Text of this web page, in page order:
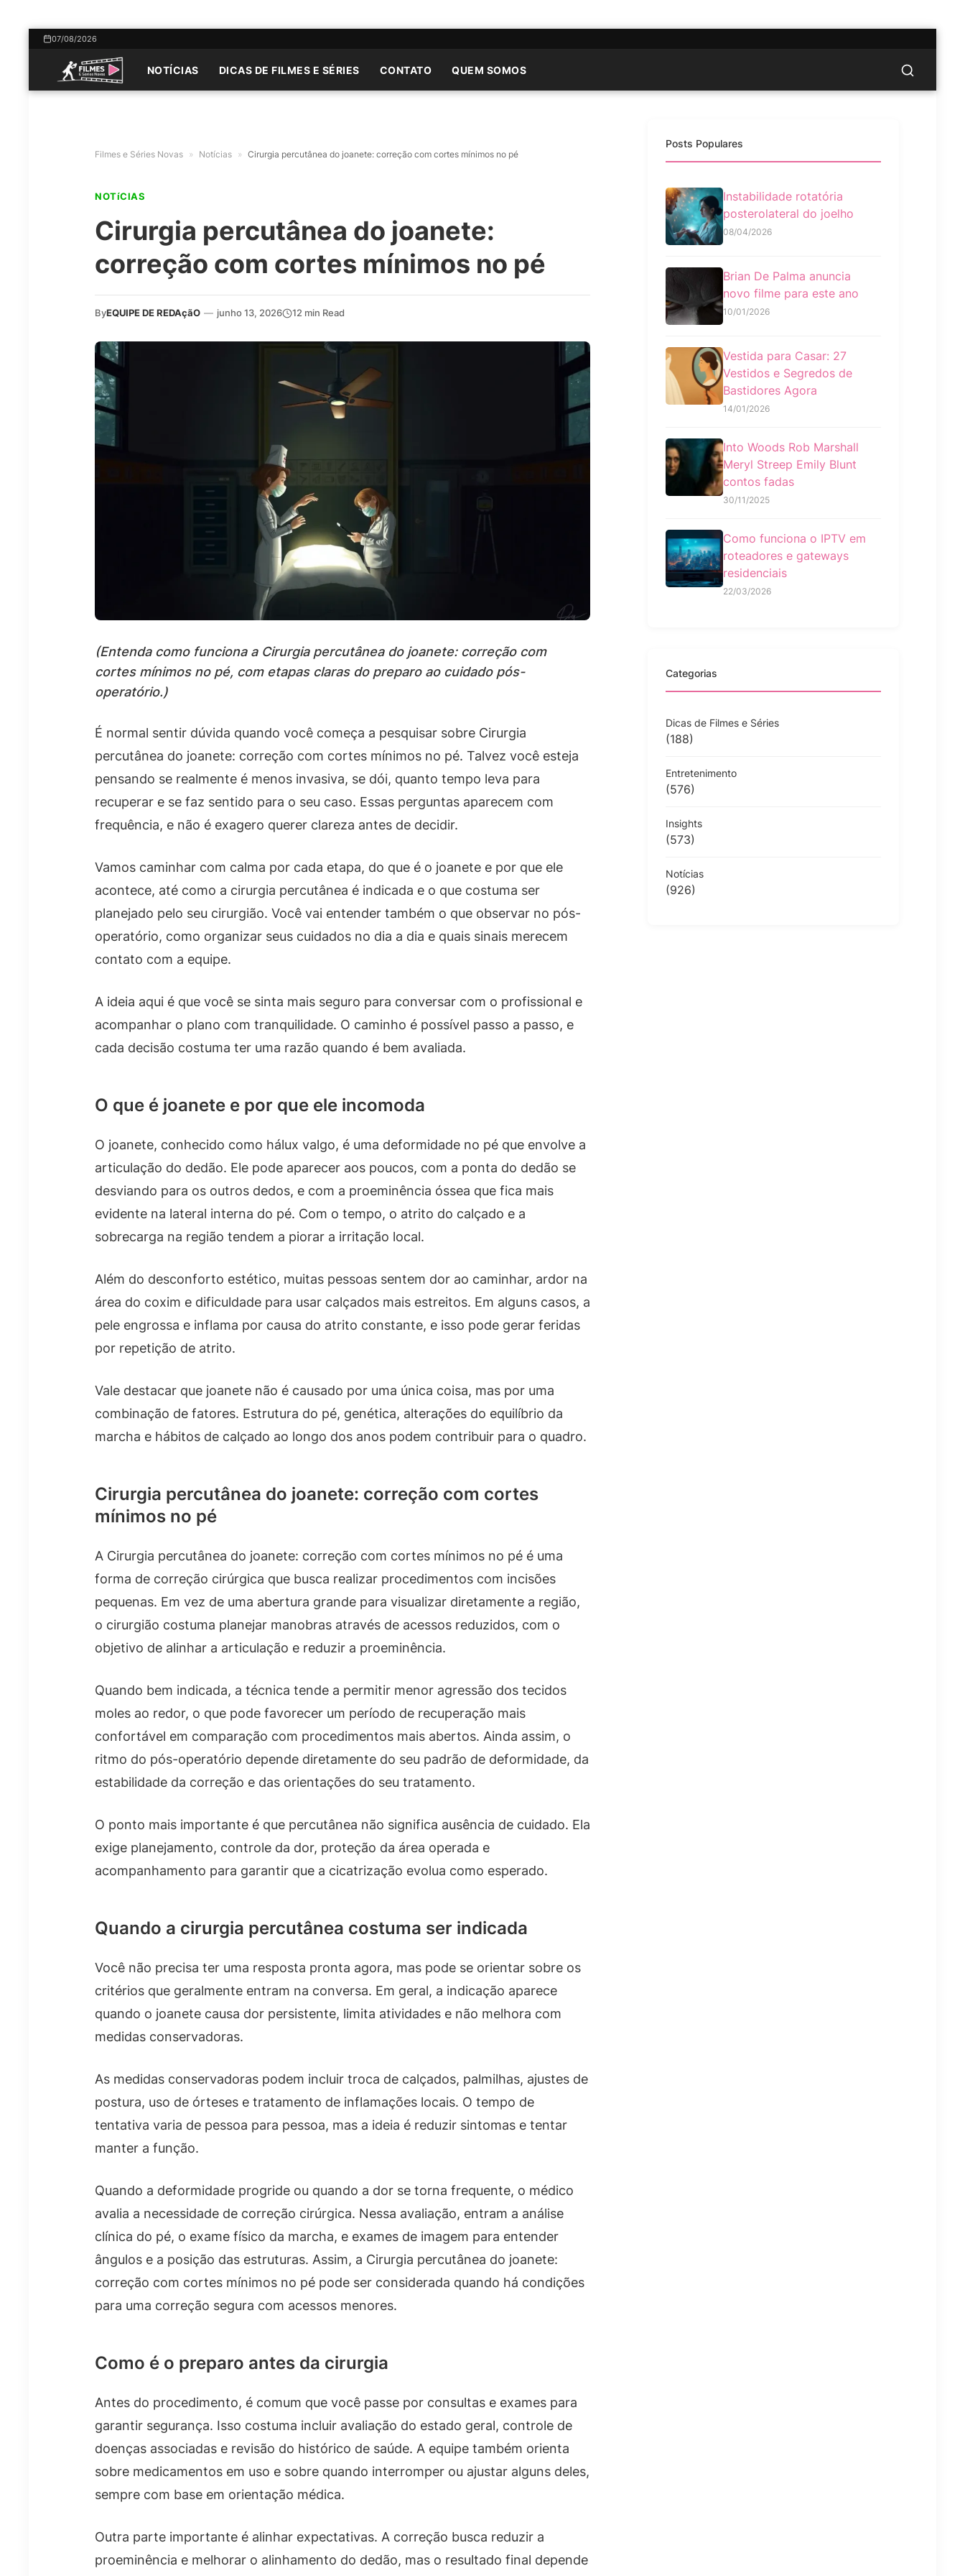
07/08/2026
NOTÍCIAS DICAS DE FILMES E SÉRIES CONTATO QUEM SOMOS
Filmes e Séries Novas » Notícias » Cirurgia percutânea do joanete: correção com cortes mínimos no pé
NOTíCIAS
Cirurgia percutânea do joanete:
correção com cortes mínimos no pé
ByEQUIPE DE REDAçãO — junho 13, 2026 12 min Read
(Entenda como funciona a Cirurgia percutânea do joanete: correção com
cortes mínimos no pé, com etapas claras do preparo ao cuidado pós-
operatório.)
É normal sentir dúvida quando você começa a pesquisar sobre Cirurgia
percutânea do joanete: correção com cortes mínimos no pé. Talvez você esteja
pensando se realmente é menos invasiva, se dói, quanto tempo leva para
recuperar e se faz sentido para o seu caso. Essas perguntas aparecem com
frequência, e não é exagero querer clareza antes de decidir.
Vamos caminhar com calma por cada etapa, do que é o joanete e por que ele
acontece, até como a cirurgia percutânea é indicada e o que costuma ser
planejado pelo seu cirurgião. Você vai entender também o que observar no pós-
operatório, como organizar seus cuidados no dia a dia e quais sinais merecem
contato com a equipe.
A ideia aqui é que você se sinta mais seguro para conversar com o profissional e
acompanhar o plano com tranquilidade. O caminho é possível passo a passo, e
cada decisão costuma ter uma razão quando é bem avaliada.
O que é joanete e por que ele incomoda
O joanete, conhecido como hálux valgo, é uma deformidade no pé que envolve a
articulação do dedão. Ele pode aparecer aos poucos, com a ponta do dedão se
desviando para os outros dedos, e com a proeminência óssea que fica mais
evidente na lateral interna do pé. Com o tempo, o atrito do calçado e a
sobrecarga na região tendem a piorar a irritação local.
Além do desconforto estético, muitas pessoas sentem dor ao caminhar, ardor na
área do coxim e dificuldade para usar calçados mais estreitos. Em alguns casos, a
pele engrossa e inflama por causa do atrito constante, e isso pode gerar feridas
por repetição de atrito.
Vale destacar que joanete não é causado por uma única coisa, mas por uma
combinação de fatores. Estrutura do pé, genética, alterações do equilíbrio da
marcha e hábitos de calçado ao longo dos anos podem contribuir para o quadro.
Cirurgia percutânea do joanete: correção com cortes
mínimos no pé
A Cirurgia percutânea do joanete: correção com cortes mínimos no pé é uma
forma de correção cirúrgica que busca realizar procedimentos com incisões
pequenas. Em vez de uma abertura grande para visualizar diretamente a região,
o cirurgião costuma planejar manobras através de acessos reduzidos, com o
objetivo de alinhar a articulação e reduzir a proeminência.
Quando bem indicada, a técnica tende a permitir menor agressão dos tecidos
moles ao redor, o que pode favorecer um período de recuperação mais
confortável em comparação com procedimentos mais abertos. Ainda assim, o
ritmo do pós-operatório depende diretamente do seu padrão de deformidade, da
estabilidade da correção e das orientações do seu tratamento.
O ponto mais importante é que percutânea não significa ausência de cuidado. Ela
exige planejamento, controle da dor, proteção da área operada e
acompanhamento para garantir que a cicatrização evolua como esperado.
Quando a cirurgia percutânea costuma ser indicada
Você não precisa ter uma resposta pronta agora, mas pode se orientar sobre os
critérios que geralmente entram na conversa. Em geral, a indicação aparece
quando o joanete causa dor persistente, limita atividades e não melhora com
medidas conservadoras.
As medidas conservadoras podem incluir troca de calçados, palmilhas, ajustes de
postura, uso de órteses e tratamento de inflamações locais. O tempo de
tentativa varia de pessoa para pessoa, mas a ideia é reduzir sintomas e tentar
manter a função.
Quando a deformidade progride ou quando a dor se torna frequente, o médico
avalia a necessidade de correção cirúrgica. Nessa avaliação, entram a análise
clínica do pé, o exame físico da marcha, e exames de imagem para entender
ângulos e a posição das estruturas. Assim, a Cirurgia percutânea do joanete:
correção com cortes mínimos no pé pode ser considerada quando há condições
para uma correção segura com acessos menores.
Como é o preparo antes da cirurgia
Antes do procedimento, é comum que você passe por consultas e exames para
garantir segurança. Isso costuma incluir avaliação do estado geral, controle de
doenças associadas e revisão do histórico de saúde. A equipe também orienta
sobre medicamentos em uso e sobre quando interromper ou ajustar alguns deles,
sempre com base em orientação médica.
Outra parte importante é alinhar expectativas. A correção busca reduzir a
proeminência e melhorar o alinhamento do dedão, mas o resultado final depende
Posts Populares
Instabilidade rotatória
posterolateral do joelho
08/04/2026
Brian De Palma anuncia
novo filme para este ano
10/01/2026
Vestida para Casar: 27
Vestidos e Segredos de
Bastidores Agora
14/01/2026
Into Woods Rob Marshall
Meryl Streep Emily Blunt
contos fadas
30/11/2025
Como funciona o IPTV em
roteadores e gateways
residenciais
22/03/2026
Categorias
Dicas de Filmes e Séries
(188)
Entretenimento
(576)
Insights
(573)
Notícias
(926)